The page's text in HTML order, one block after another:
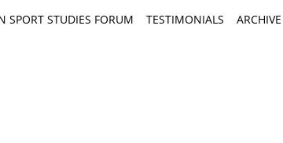
SPORT STUDIES FORUM TESTIMONIALS ARCHIVE